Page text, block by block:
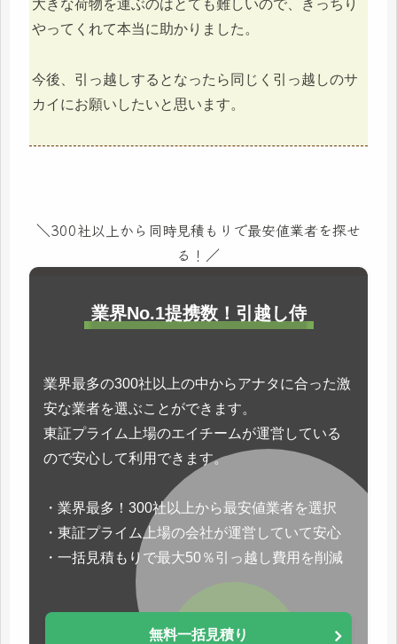
大きな荷物を運ぶのはとても難しいので、きっちり
やってくれて本当に助かりました。
今後、引っ越しするとなったら同じく引っ越しのサ
カイにお願いしたいと思います。
＼300社以上から同時見積もりで最安値業者を探せ
る！／
業界No.1提携数！引越し侍
業界最多の300社以上の中からアナタに合った激
安な業者を選ぶことができます。
東証プライム上場のエイチームが運営している
ので安心して利用できます。
・業界最多！300社以上から最安値業者を選択
・東証プライム上場の会社が運営していて安心
・一括見積もりで最大50％引っ越し費用を削減
無料一括見積り